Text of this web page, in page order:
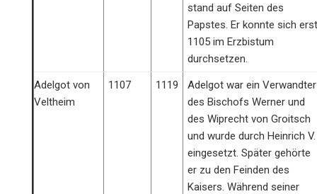
stand auf Seiten des
Papstes. Er konnte sich erst
1105 im Erzbistum
durchsetzen.
Adelgot von
Veltheim
1107 1119
Adelgot war ein Verwandter
des Bischofs Werner und
des Wiprecht von Groitsch
und wurde durch Heinrich V.
eingesetzt. Später gehörte
er zu den Feinden des
Kaisers. Während seiner